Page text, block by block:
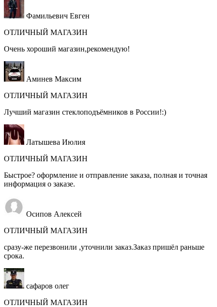
Фамильевич Евген
ОТЛИЧНЫЙ МАГАЗИН
Очень хороший магазин,рекомендую!
Аминев Максим
ОТЛИЧНЫЙ МАГАЗИН
Лучший магазин стеклоподъёмников в России!:)
Латышева Июлия
ОТЛИЧНЫЙ МАГАЗИН
Быстрое? оформление и отправление заказа, полная и точная
информация о заказе.
Осипов Алексей
ОТЛИЧНЫЙ МАГАЗИН
сразу-же перезвонили ,уточнили заказ.Заказ пришёл раньше
срока.
сафаров олег
ОТЛИЧНЫЙ МАГАЗИН